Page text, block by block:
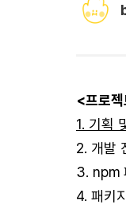
<프로
1. 기획
2. 개발
3. npm
4. 패키